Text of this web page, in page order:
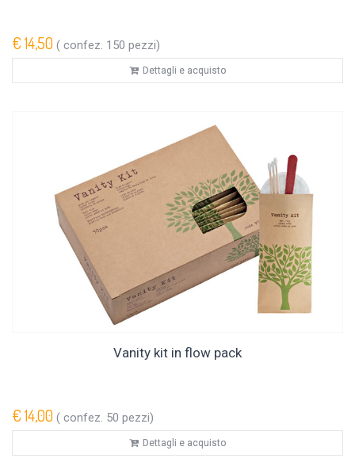
€ 14,50 ( confez. 150 pezzi)
Dettagli e acquisto
Vanity kit in flow pack
€ 14,00 ( confez. 50 pezzi)
Dettagli e acquisto